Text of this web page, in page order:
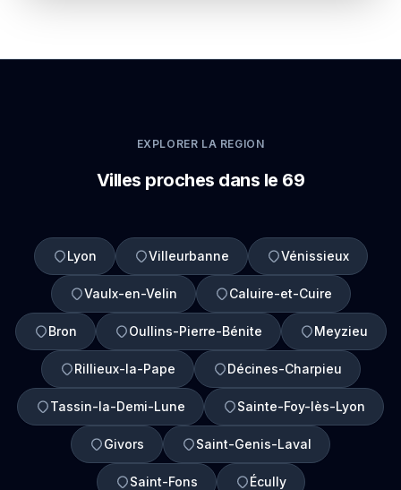
EXPLORER LA REGION
Villes proches dans le 69
Lyon Villeurbanne Vénissieux
Vaulx-en-Velin Caluire-et-Cuire
Bron Oullins-Pierre-Bénite Meyzieu
Rillieux-la-Pape Décines-Charpieu
Tassin-la-Demi-Lune Sainte-Foy-lès-Lyon
Givors Saint-Genis-Laval
Saint-Fons Écully